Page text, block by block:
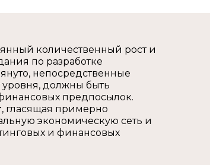
количественный рост и
по разработке
непосредственные
уровня, должны быть
предпосылок.
, гласящая примерно
экономическую сеть и
и финансовых